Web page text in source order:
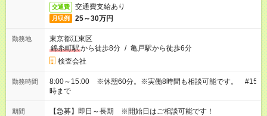
交通費 交通費支給あり
月収例 25～30万円
勤務地
東京都江東区
錦糸町駅から徒歩8分 / 亀戸駅から徒歩6分
検査会社
勤務時間
8:00～15:00 ※休憩60分。※実働8時間も相談可能です。 #15
時まで
期間 【急募】即日～長期 ※開始日はご相談可能です！